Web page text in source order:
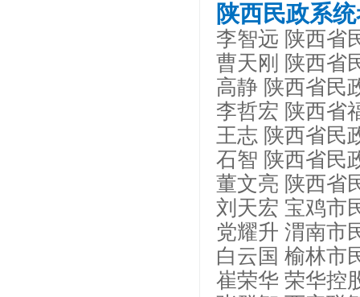
陕西民政系
李智远 陕西省
曹天刚 陕西省
高静 陕西省民
李哲宏 陕西省
王志 陕西省民
石智 陕西省民
董文亮 陕西省
刘天宏 宝鸡市
党耀升 渭南市
白云国 榆林市
崔荣华 荣华控